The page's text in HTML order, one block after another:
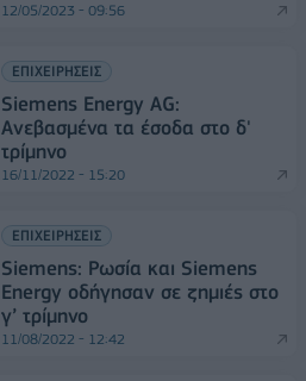
12/05/2023 - 09:56
ΕΠΙΧΕΙΡΗΣΕΙΣ
Siemens Energy AG:
Ανεβασμένα τα έσοδα στο δ'
τρίμηνο
16/11/2022 - 15:20
ΕΠΙΧΕΙΡΗΣΕΙΣ
Siemens: Ρωσία και Siemens
Energy οδήγησαν σε ζημιές στο
γ’ τρίμηνο
11/08/2022 - 12:42